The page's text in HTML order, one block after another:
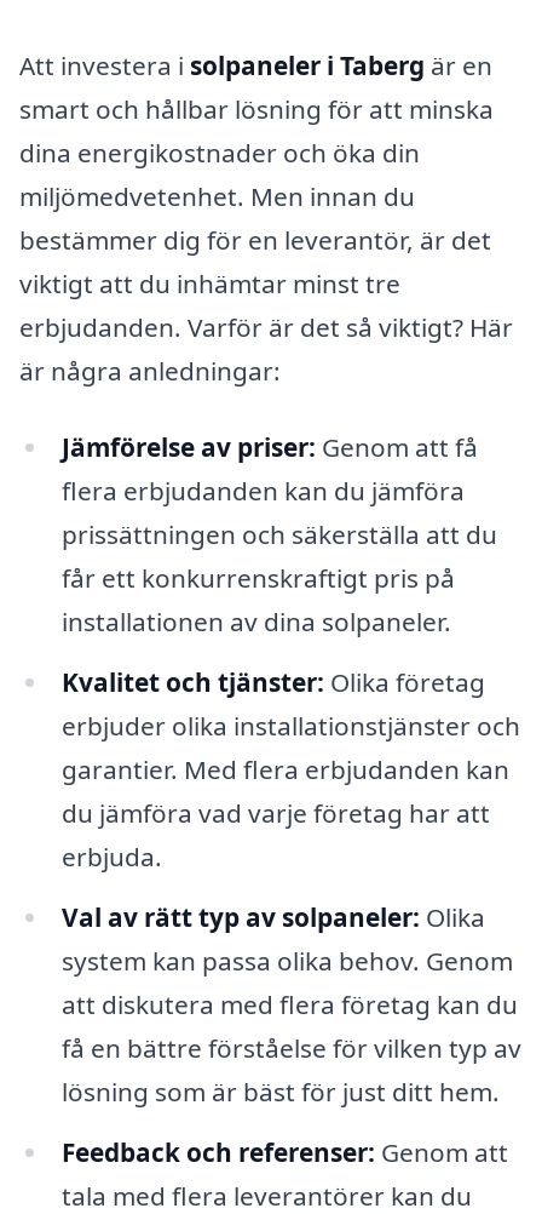
Att investera i solpaneler i Taberg är en
smart och hållbar lösning för att minska
dina energikostnader och öka din
miljömedvetenhet. Men innan du
bestämmer dig för en leverantör, är det
viktigt att du inhämtar minst tre
erbjudanden. Varför är det så viktigt? Här
är några anledningar:
Jämförelse av priser: Genom att få
flera erbjudanden kan du jämföra
prissättningen och säkerställa att du
får ett konkurrenskraftigt pris på
installationen av dina solpaneler.
Kvalitet och tjänster: Olika företag
erbjuder olika installationstjänster och
garantier. Med flera erbjudanden kan
du jämföra vad varje företag har att
erbjuda.
Val av rätt typ av solpaneler: Olika
system kan passa olika behov. Genom
att diskutera med flera företag kan du
få en bättre förståelse för vilken typ av
lösning som är bäst för just ditt hem.
Feedback och referenser: Genom att
tala med flera leverantörer kan du